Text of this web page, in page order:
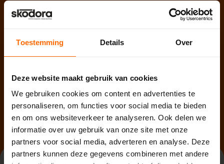
Toestemming Details Over
Deze website maakt gebruik van cookies
We gebruiken cookies om content en advertenties te
personaliseren, om functies voor social media te bieden
en om ons websiteverkeer te analyseren. Ook delen we
informatie over uw gebruik van onze site met onze
partners voor social media, adverteren en analyse. Deze
partners kunnen deze gegevens combineren met andere
Hulp nodig?
bereikbaar per telefoon, mail of WhatsApp en kijken graag
met je mee.